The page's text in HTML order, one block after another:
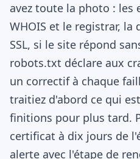
avez toute la photo : les
WHOIS et le registrar,
SSL, si le site répond
robots.txt déclare aux
un correctif à chaque
traitiez d'abord ce qui
finitions pour plus tard.
certificat à dix jours de
alerte avec l'étape de